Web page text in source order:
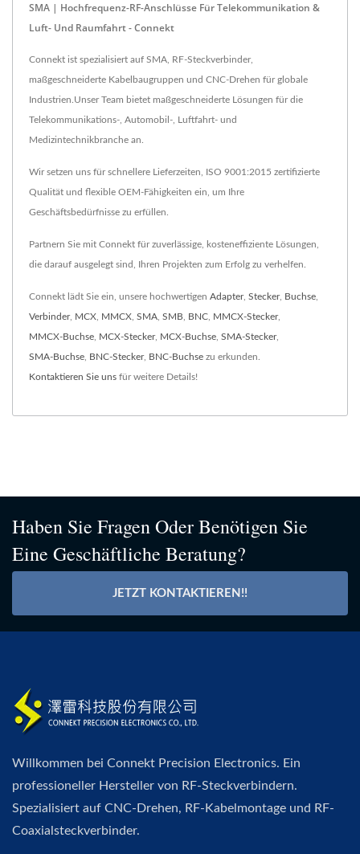
SMA | Hochfrequenz-RF-Anschlüsse Für Telekommunikation &
Luft- Und Raumfahrt - Connekt
Connekt ist spezialisiert auf SMA, RF-Steckverbinder,
maßgeschneiderte Kabelbaugruppen und CNC-Drehen für globale
Industrien.Unser Team bietet maßgeschneiderte Lösungen für die
Telekommunikations-, Automobil-, Luftfahrt- und
Medizintechnikbranche an.
Wir setzen uns für schnellere Lieferzeiten, ISO 9001:2015 zertifizierte
Qualität und flexible OEM-Fähigkeiten ein, um Ihre
Geschäftsbedürfnisse zu erfüllen.
Partnern Sie mit Connekt für zuverlässige, kosteneffiziente Lösungen,
die darauf ausgelegt sind, Ihren Projekten zum Erfolg zu verhelfen.
Connekt lädt Sie ein, unsere hochwertigen Adapter, Stecker, Buchse,
Verbinder, MCX, MMCX, SMA, SMB, BNC, MMCX-Stecker,
MMCX-Buchse, MCX-Stecker, MCX-Buchse, SMA-Stecker,
SMA-Buchse, BNC-Stecker, BNC-Buchse zu erkunden.
Kontaktieren Sie uns für weitere Details!
Haben Sie Fragen Oder Benötigen Sie
Eine Geschäftliche Beratung?
JETZT KONTAKTIEREN!!
Willkommen bei Connekt Precision Electronics. Ein
professioneller Hersteller von RF-Steckverbindern.
Spezialisiert auf CNC-Drehen, RF-Kabelmontage und RF-
Coaxialsteckverbinder.